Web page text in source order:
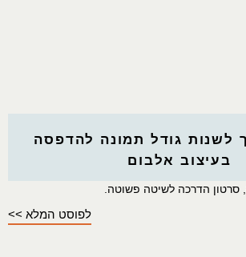
לשנות גודל תמונה להדפסה
בעיצוב אלבום
סרטון הדרכה לשיטה פשוטה.
לפוסט המלא >>